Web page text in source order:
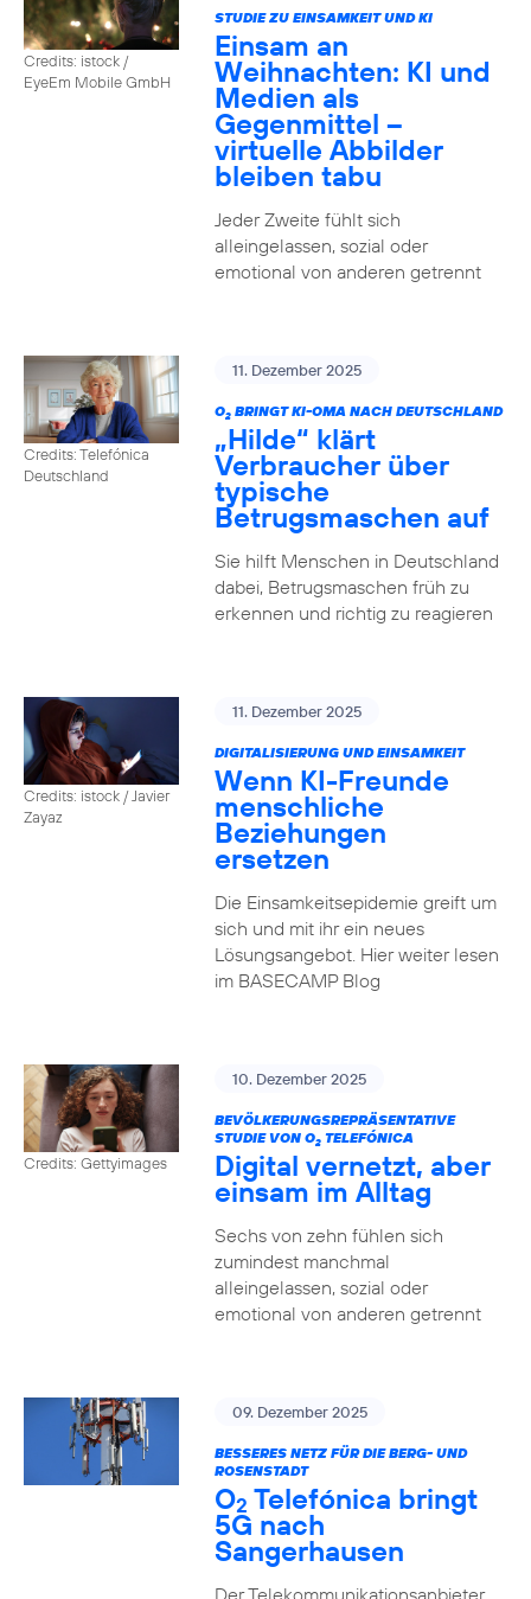
Credits: istock /
EyeEm Mobile GmbH
STUDIE ZU EINSAMKEIT UND KI
Einsam an
Weihnachten: KI und
Medien als
Gegenmittel –
virtuelle Abbilder
bleiben tabu
Jeder Zweite fühlt sich
alleingelassen, sozial oder
emotional von anderen getrennt
Credits: Telefónica
Deutschland
11. Dezember 2025
O2BRINGT KI-OMA NACH DEUTSCHLAND
„Hilde“ klärt
Verbraucher über
typische
Betrugsmaschen auf
Sie hilft Menschen in Deutschland
dabei, Betrugsmaschen früh zu
erkennen und richtig zu reagieren
Credits: istock / Javier
Zayaz
11. Dezember 2025
DIGITALISIERUNG UND EINSAMKEIT
Wenn KI-Freunde
menschliche
Beziehungen
ersetzen
Die Einsamkeitsepidemie greift um
sich und mit ihr ein neues
Lösungsangebot. Hier weiter lesen
im BASECAMP Blog
Credits: Gettyimages
10. Dezember 2025
BEVÖLKERUNGSREPRÄSENTATIVE
STUDIE VON O2TELEFÓNICA
Digital vernetzt, aber
einsam im Alltag
Sechs von zehn fühlen sich
zumindest manchmal
alleingelassen, sozial oder
emotional von anderen getrennt
09. Dezember 2025
BESSERES NETZ FÜR DIE BERG- UND
ROSENSTADT
O2 Telefónica bringt
5G nach
Sangerhausen
Der Telekommunikationsanbieter